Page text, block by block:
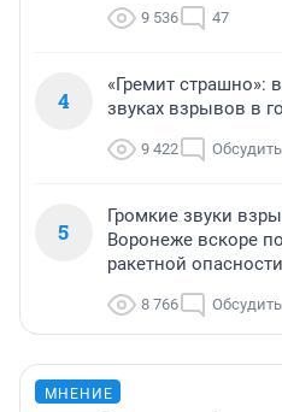
9 536 47
4
«Гремит
звуках взрывов в
9 422 Обсудить
5
Громкие звуки
Воронеже вскоре
ракетной опасности
8 766 Обсудить
МНЕНИЕ